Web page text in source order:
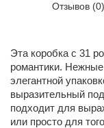
Отзывов (0)
Эта коробка с 31
романтики. Нежные
элегантной
выразительный
подходит для
или просто для